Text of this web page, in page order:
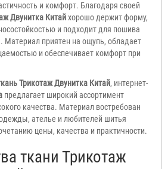
и комфорт. Благодаря своей
Двунитка Китайхорошо держит форму,
и подходит для пошива
Материал приятен на ощупь, обладает
и обеспечивает комфорт при
Трикотаж Двунитка Китай, интернет-
предлагает широкий ассортимент
качества. Материал востребован
ателье и любителей шитья
цены, качества и практичности.
ткани Трикотаж